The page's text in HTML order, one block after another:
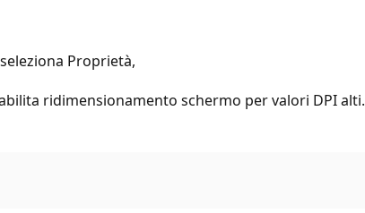
Proprietà,
ridimensionamento schermo per valori DPI alti.